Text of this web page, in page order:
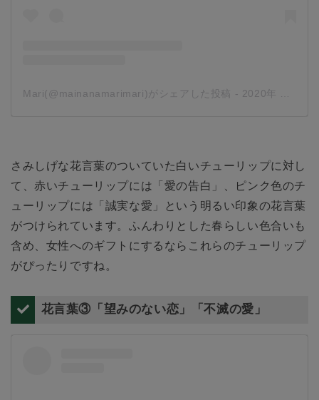
Mari(@mainanamarimari)がシェアした投稿 - 2020年 2月月11日午前12時47分PST
さみしげな花言葉のついていた白いチューリップに対し
て、赤いチューリップには「愛の告白」、ピンク色のチ
ューリップには「誠実な愛」という明るい印象の花言葉
がつけられています。ふんわりとした春らしい色合いも
含め、女性へのギフトにするならこれらのチューリップ
がぴったりですね。
花言葉③「望みのない恋」「不滅の愛」